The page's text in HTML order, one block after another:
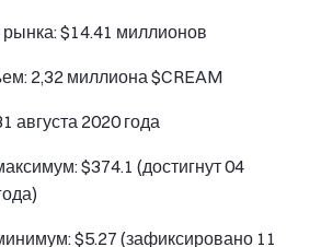
$14.41 миллионов
2,32 миллиона $CREAM
августа 2020 года
$374.1 (достигнут 04
$5.27 (зафиксировано 11